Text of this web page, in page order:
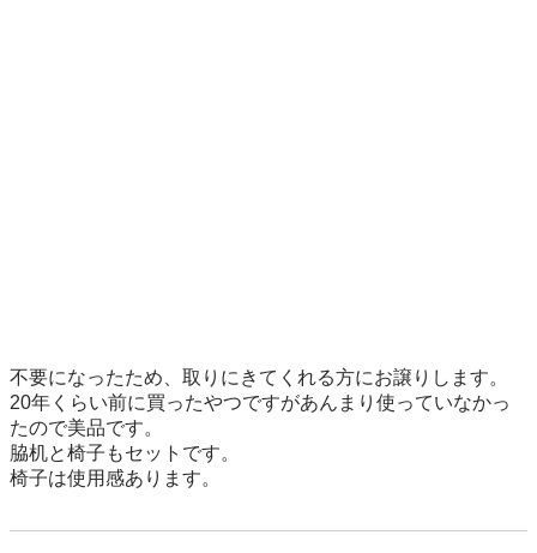
不要になったため、取りにきてくれる方にお譲りします。
20年くらい前に買ったやつですがあんまり使っていなかっ
たので美品です。
脇机と椅子もセットです。